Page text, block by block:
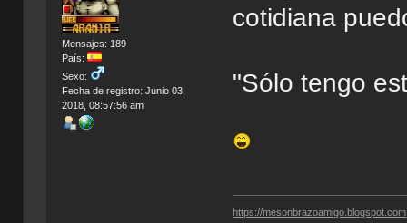
Mensajes: 189
País:
Sexo:
Fecha de registro: Junio 03,
2018, 08:57:56 am
cotidiana
"Sólo tengo
https://mesonbrazoamigo.blogspot.com